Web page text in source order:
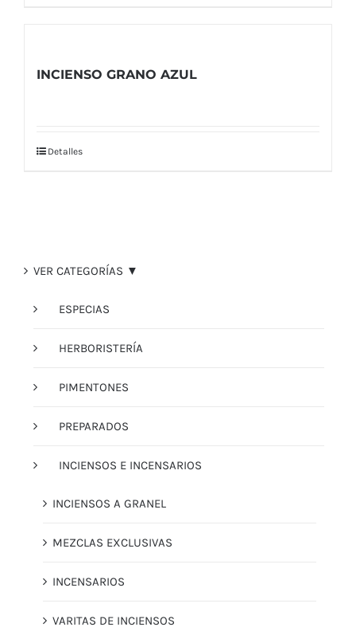
INCIENSO GRANO AZUL
Detalles
VER CATEGORÍAS ▼
ESPECIAS
HERBORISTERÍA
PIMENTONES
PREPARADOS
INCIENSOS E INCENSARIOS
INCIENSOS A GRANEL
MEZCLAS EXCLUSIVAS
INCENSARIOS
VARITAS DE INCIENSOS